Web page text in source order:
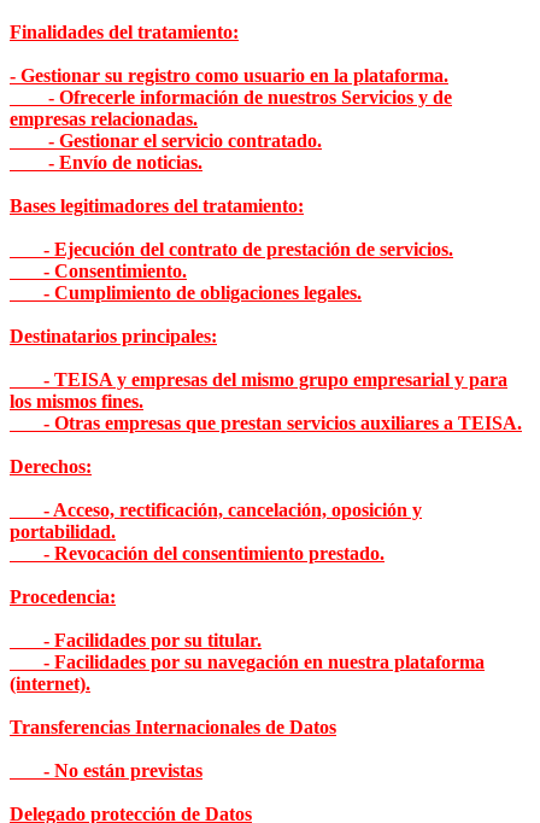
Finalidades del tratamiento:
- Gestionar su registro como usuario en la plataforma.
- Ofrecerle información de nuestros Servicios y de
empresas relacionadas.
- Gestionar el servicio contratado.
- Envío de noticias.
Bases legitimadores del tratamiento:
- Ejecución del contrato de prestación de servicios.
- Consentimiento.
- Cumplimiento de obligaciones legales.
Destinatarios principales:
- TEISA y empresas del mismo grupo empresarial y para
los mismos fines.
- Otras empresas que prestan servicios auxiliares a TEISA.
Derechos:
- Acceso, rectificación, cancelación, oposición y
portabilidad.
- Revocación del consentimiento prestado.
Procedencia:
- Facilidades por su titular.
- Facilidades por su navegación en nuestra plataforma
(internet).
Transferencias Internacionales de Datos
- No están previstas
Delegado protección de Datos